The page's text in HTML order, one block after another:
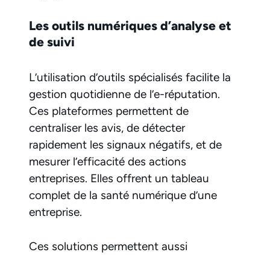
Les outils numériques d’analyse et
de suivi
L’utilisation d’outils spécialisés facilite la
gestion quotidienne de l’e-réputation.
Ces plateformes permettent de
centraliser les avis, de détecter
rapidement les signaux négatifs, et de
mesurer l’efficacité des actions
entreprises. Elles offrent un tableau
complet de la santé numérique d’une
entreprise.
Ces solutions permettent aussi